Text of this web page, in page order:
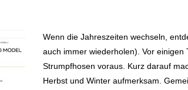
Wenn die Jahreszeiten wechseln,
auch immer wiederholen). Vor
Strumpfhosen voraus. Kurz darauf
Herbst und Winter aufmerksam.